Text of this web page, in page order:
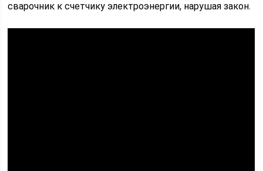
сварочник к счетчику электроэнергии, нарушая закон.